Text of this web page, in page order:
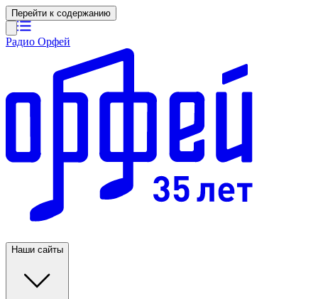
Перейти к содержанию
Радио Орфей
Наши сайты